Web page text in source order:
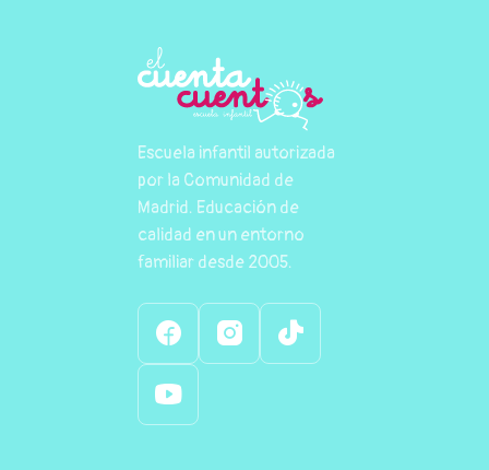
Escuela infantil autorizada
por la Comunidad de
Madrid. Educación de
calidad en un entorno
familiar desde 2005.